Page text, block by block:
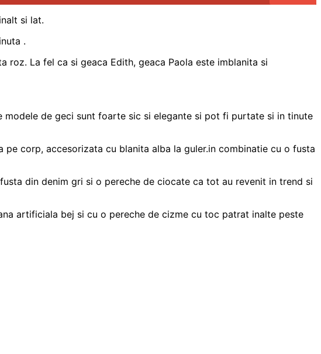
si lat.
.
roz. La fel ca si geaca Edith, geaca Paola este imblanita si
modele de geci sunt foarte sic si elegante si pot fi purtate si in tinute
corp, accesorizata cu blanita alba la guler.in combinatie cu o fusta
din denim gri si o pereche de ciocate ca tot au revenit in trend si
artificiala bej si cu o pereche de cizme cu toc patrat inalte peste